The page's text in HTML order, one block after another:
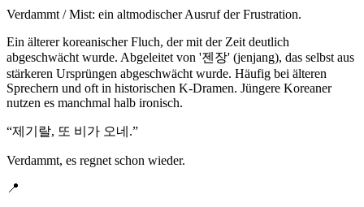
Verdammt / Mist: ein altmodischer Ausruf der Frustration.
Ein älterer koreanischer Fluch, der mit der Zeit deutlich
abgeschwächt wurde. Abgeleitet von '젠장' (jenjang), das selbst aus
stärkeren Ursprüngen abgeschwächt wurde. Häufig bei älteren
Sprechern und oft in historischen K-Dramen. Jüngere Koreaner
nutzen es manchmal halb ironisch.
“제기랄, 또 비가 오네.”
Verdammt, es regnet schon wieder.
📍